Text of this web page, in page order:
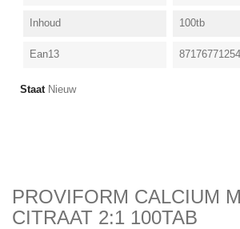
Inhoud 100tb
Ean13
Staat Nieuw
PROVIFORM CALCIUM
CITRAAT 2:1 100TAB